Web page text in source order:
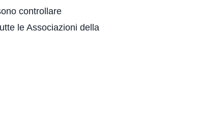
controllare
le Associazioni della